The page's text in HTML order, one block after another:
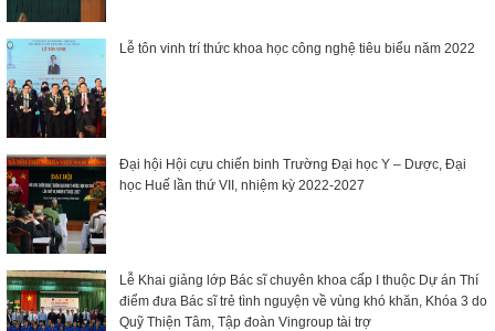
Lễ tôn vinh trí thức khoa học công nghệ tiêu biểu năm 2022
Đại hội Hội cựu chiến binh Trường Đại học Y – Dược, Đại
học Huế lần thứ VII, nhiệm kỳ 2022-2027
Lễ Khai giảng lớp Bác sĩ chuyên khoa cấp I thuộc Dự án Thí
điểm đưa Bác sĩ trẻ tình nguyện về vùng khó khăn, Khóa 3 do
Quỹ Thiện Tâm, Tập đoàn Vingroup tài trợ